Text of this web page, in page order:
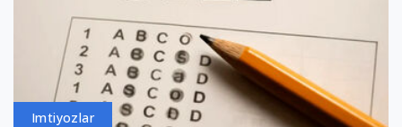
Imtiyozlar